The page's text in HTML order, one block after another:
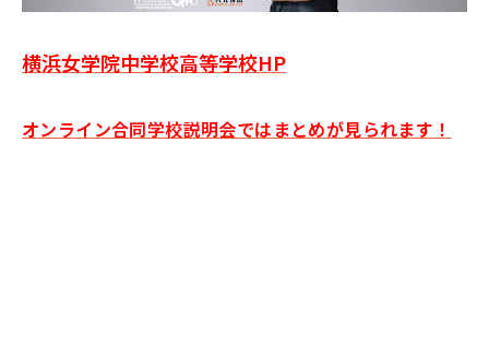
横浜女学院中学校高等学校HP
オンライン合同学校説明会ではまとめが見られます！